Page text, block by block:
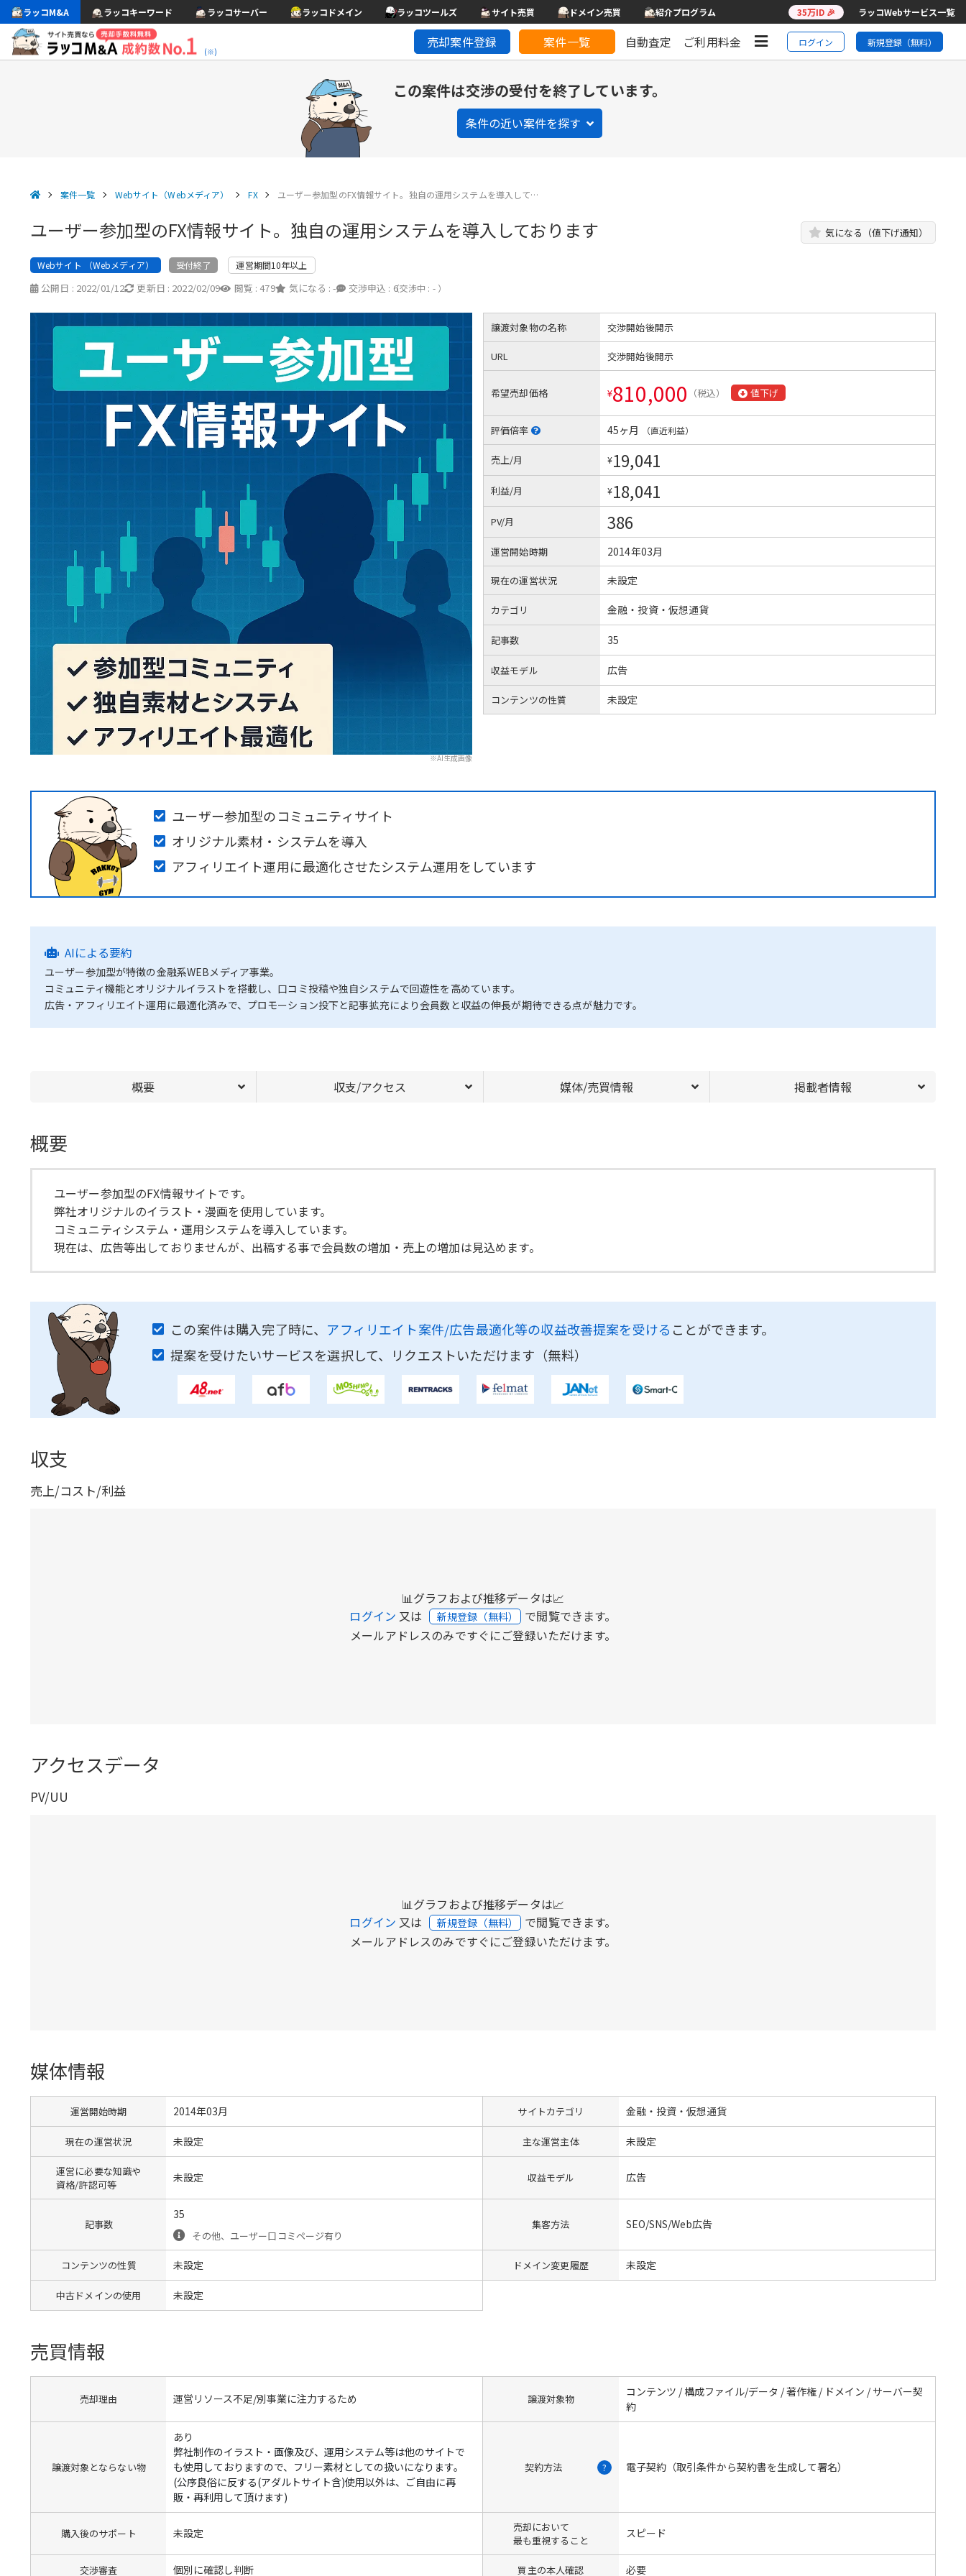
ラッコM&A ラッコキーワード ラッコサーバー ラッコドメイン ラッコツールズ サイト売買 ドメイン売買 紹介プログラム 35万ID 🎉 ラッコWebサービス一覧
(※)
売却案件登録 案件一覧 自動査定 ご利用料金 ログイン 新規登録（無料）
この案件は交渉の受付を終了しています。
条件の近い案件を探す
案件一覧 Webサイト（Webメディア） FX ユーザー参加型のFX情報サイト。独自の運用システムを導入して…
ユーザー参加型のFX情報サイト。独自の運用システムを導入しております 気になる（値下げ通知）
Webサイト （Webメディア） 受付終了 運営期間10年以上
公開日 : 2022/01/12 更新日 : 2022/02/09 閲覧 : 479 気になる : - 交渉申込 : 6
（交渉中 : - ）
※AI生成画像
譲渡対象物の名称 交渉開始後開示
URL 交渉開始後開示
希望売却価格 ¥810,000 （税込） 値下げ
評価倍率 45ヶ月 （直近利益）
売上/月 ¥19,041
利益/月 ¥18,041
PV/月 386
運営開始時期 2014年03月
現在の運営状況 未設定
カテゴリ 金融・投資・仮想通貨
記事数 35
収益モデル 広告
コンテンツの性質 未設定
ユーザー参加型のコミュニティサイト
オリジナル素材・システムを導入
アフィリエイト運用に最適化させたシステム運用をしています
AIによる要約
ユーザー参加型が特徴の金融系WEBメディア事業。
コミュニティ機能とオリジナルイラストを搭載し、口コミ投稿や独自システムで回遊性を高めています。
広告・アフィリエイト運用に最適化済みで、プロモーション投下と記事拡充により会員数と収益の伸長が期待できる点が魅力です。
概要 収支/アクセス 媒体/売買情報 掲載者情報
概要
ユーザー参加型のFX情報サイトです。
弊社オリジナルのイラスト・漫画を使用しています。
コミュニティシステム・運用システムを導入しています。
現在は、広告等出しておりませんが、出稿する事で会員数の増加・売上の増加は見込めます。
この案件は購入完了時に、 アフィリエイト案件/広告最適化等の収益改善提案を受ける ことができます。
提案を受けたいサービスを選択して、リクエストいただけます（無料）
収支
売上/コスト/利益
📊グラフおよび推移データは📈
ログイン 又は 新規登録（無料） で閲覧できます。
メールアドレスのみですぐにご登録いただけます。
アクセスデータ
PV/UU
📊グラフおよび推移データは📈
ログイン 又は 新規登録（無料） で閲覧できます。
メールアドレスのみですぐにご登録いただけます。
媒体情報
運営開始時期 2014年03月 サイトカテゴリ 金融・投資・仮想通貨
現在の運営状況 未設定 主な運営主体 未設定
運営に必要な知識や
資格/許認可等
未設定 収益モデル 広告
記事数
35
その他、ユーザー口コミページ有り
集客方法 SEO/SNS/Web広告
コンテンツの性質 未設定 ドメイン変更履歴 未設定
中古ドメインの使用 未設定
売買情報
売却理由 運営リソース不足/別事業に注力するため 譲渡対象物
コンテンツ / 構成ファイル/データ / 著作権 / ドメイン / サーバー契
約
譲渡対象とならない物
あり
弊社制作のイラスト・画像及び、運用システム等は他のサイトで
も使用しておりますので、フリー素材としての扱いになります。
(公序良俗に反する(アダルトサイト含)使用以外は、ご自由に再
販・再利用して頂けます)
契約方法 ? 電子契約（取引条件から契約書を生成して署名）
購入後のサポート 未設定
売却において
最も重視すること
スピード
交渉審査 個別に確認し判断 買主の本人確認 必要